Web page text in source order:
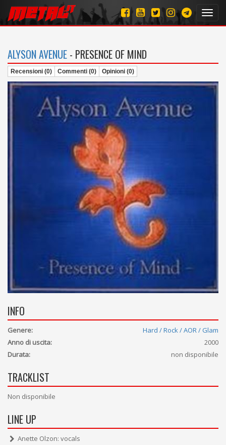
ALYSON AVENUE - PRESENCE OF MIND
Recensioni (0) Commenti (0) Opinioni (0)
INFO
Genere:
Hard / Rock / AOR / Glam
Anno di uscita:
2000
Durata:
non disponibile
TRACKLIST
Non disponibile
LINE UP
Anette Olzon: vocals